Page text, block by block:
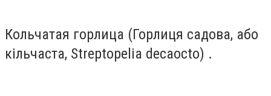
Кольчатая горлица (Горлиця садова, або
кільчаста, Streptopelia decaocto) .